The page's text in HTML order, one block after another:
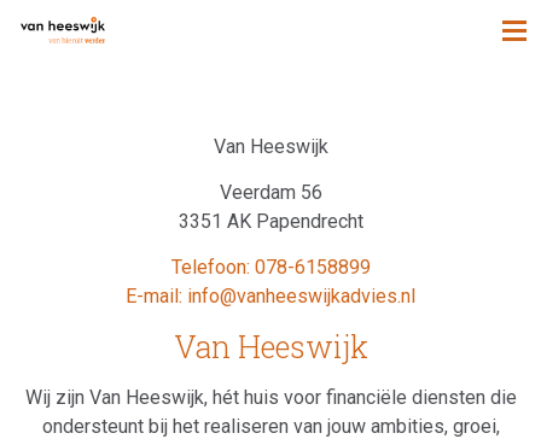
Van Heeswijk
Veerdam 56
3351 AK Papendrecht
Telefoon: 078-6158899
E-mail: info@vanheeswijkadvies.nl
Van Heeswijk
Wij zijn Van Heeswijk, hét huis voor financiële diensten die
ondersteunt bij het realiseren van jouw ambities, groei,